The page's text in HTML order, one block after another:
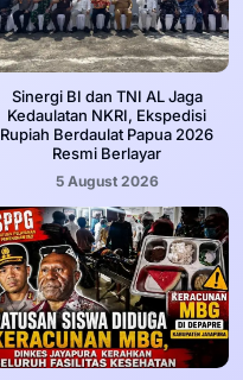
Sinergi BI dan TNI AL Jaga
Kedaulatan NKRI, Ekspedisi
Rupiah Berdaulat Papua 2026
Resmi Berlayar
5 August 2026